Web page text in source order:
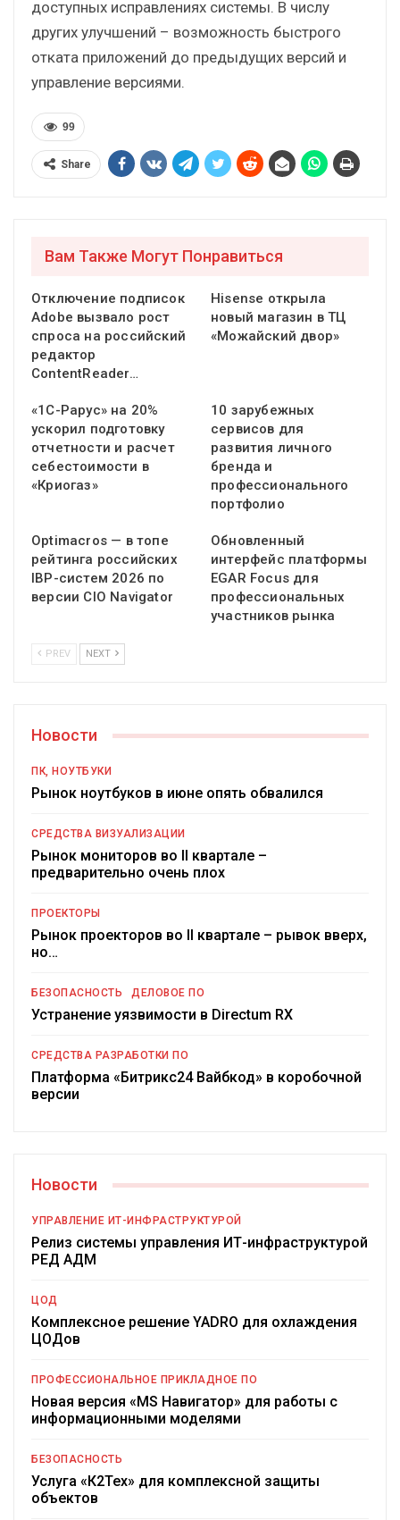
доступных исправлениях системы. В числу
других улучшений – возможность быстрого
отката приложений до предыдущих версий и
управление версиями.
99
Share
Вам Также Могут Понравиться
Отключение подписок
Adobe вызвало рост
спроса на российский
редактор
ContentReader…
Hisense открыла
новый магазин в ТЦ
«Можайский двор»
«1С-Рарус» на 20%
ускорил подготовку
отчетности и расчет
себестоимости в
«Криогаз»
10 зарубежных
сервисов для
развития личного
бренда и
профессионального
портфолио
Optimacros — в топе
рейтинга российских
IBP-систем 2026 по
версии CIO Navigator
Обновленный
интерфейс платформы
EGAR Focus для
профессиональных
участников рынка
PREV NEXT
Новости
ПК, НОУТБУКИ
Рынок ноутбуков в июне опять обвалился
СРЕДСТВА ВИЗУАЛИЗАЦИИ
Рынок мониторов во II квартале –
предварительно очень плох
ПРОЕКТОРЫ
Рынок проекторов во II квартале – рывок вверх,
но…
БЕЗОПАСНОСТЬ ДЕЛОВОЕ ПО
Устранение уязвимости в Directum RX
СРЕДСТВА РАЗРАБОТКИ ПО
Платформа «Битрикс24 Вайбкод» в коробочной
версии
Новости
УПРАВЛЕНИЕ ИТ-ИНФРАСТРУКТУРОЙ
Релиз системы управления ИТ-инфраструктурой
РЕД АДМ
ЦОД
Комплексное решение YADRO для охлаждения
ЦОДов
ПРОФЕССИОНАЛЬНОЕ ПРИКЛАДНОЕ ПО
Новая версия «MS Навигатор» для работы с
информационными моделями
БЕЗОПАСНОСТЬ
Услуга «К2Тех» для комплексной защиты
объектов